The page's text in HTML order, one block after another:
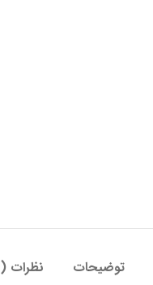
توضیحات نظرات (0)